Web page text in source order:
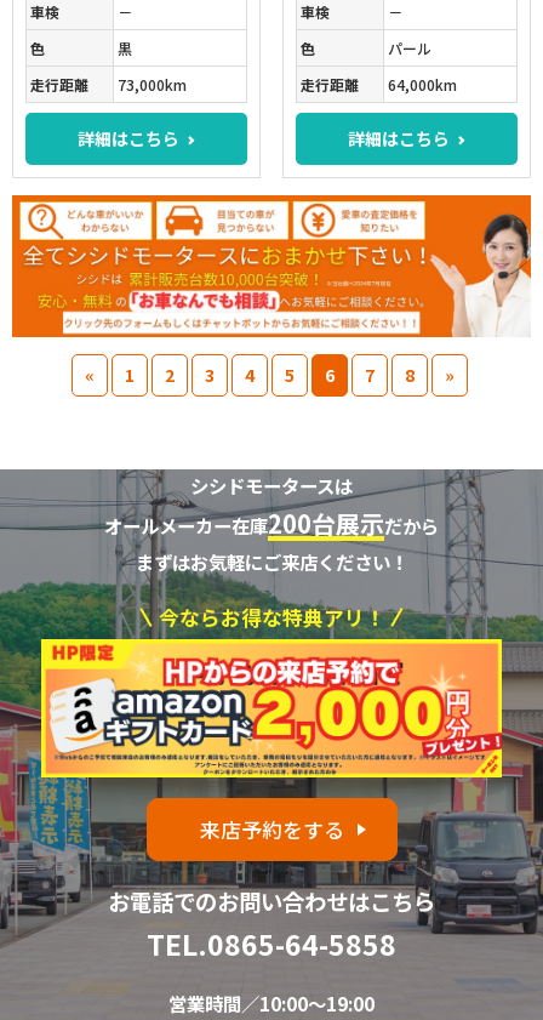
車検
－
色
黒
走行距離
73,000km
詳細はこちら
車検
－
色
パール
走行距離
64,000km
詳細はこちら
« 1 2 3 4 5 6 7 8 »
シシドモータースは
オールメーカー在庫200台展示だから
まずはお気軽にご来店ください！
今ならお得な特典アリ！
来店予約をする
お電話でのお問い合わせはこちら
TEL.0865-64-5858
営業時間／10:00～19:00